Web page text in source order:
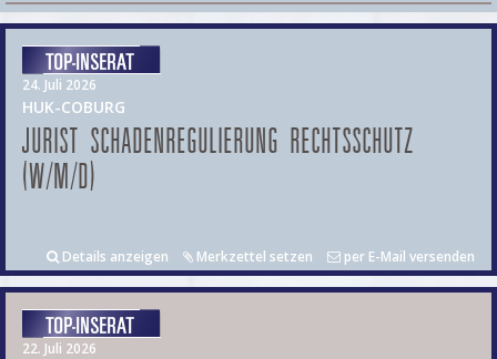
24. Juli 2026
HUK-COBURG
JURIST SCHADENREGULIERUNG RECHTSSCHUTZ
(W/M/D)
Details anzeigen Merkzettel setzen per E-Mail versenden
22. Juli 2026